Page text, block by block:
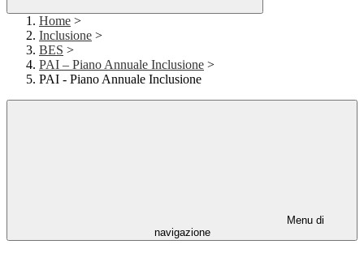
Home >
Inclusione >
BES >
PAI – Piano Annuale Inclusione >
PAI - Piano Annuale Inclusione
Menu di
navigazione